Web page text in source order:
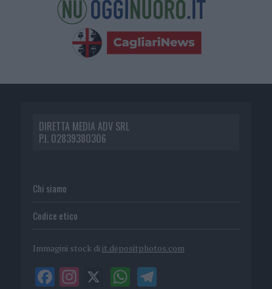
DIRETTA MEDIA ADV SRL
P.I. 02839380306
Chi siamo
Codice etico
Immagini stock di it.depositphotos.com